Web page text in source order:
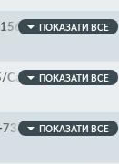
1606/M1212/
4580/4730/4
ПОКАЗАТИ ВСЕ
LBP6300/63
6180/CF280A/
ПОКАЗАТИ ВСЕ
7360/7460/7860/T
ПОКАЗАТИ ВСЕ